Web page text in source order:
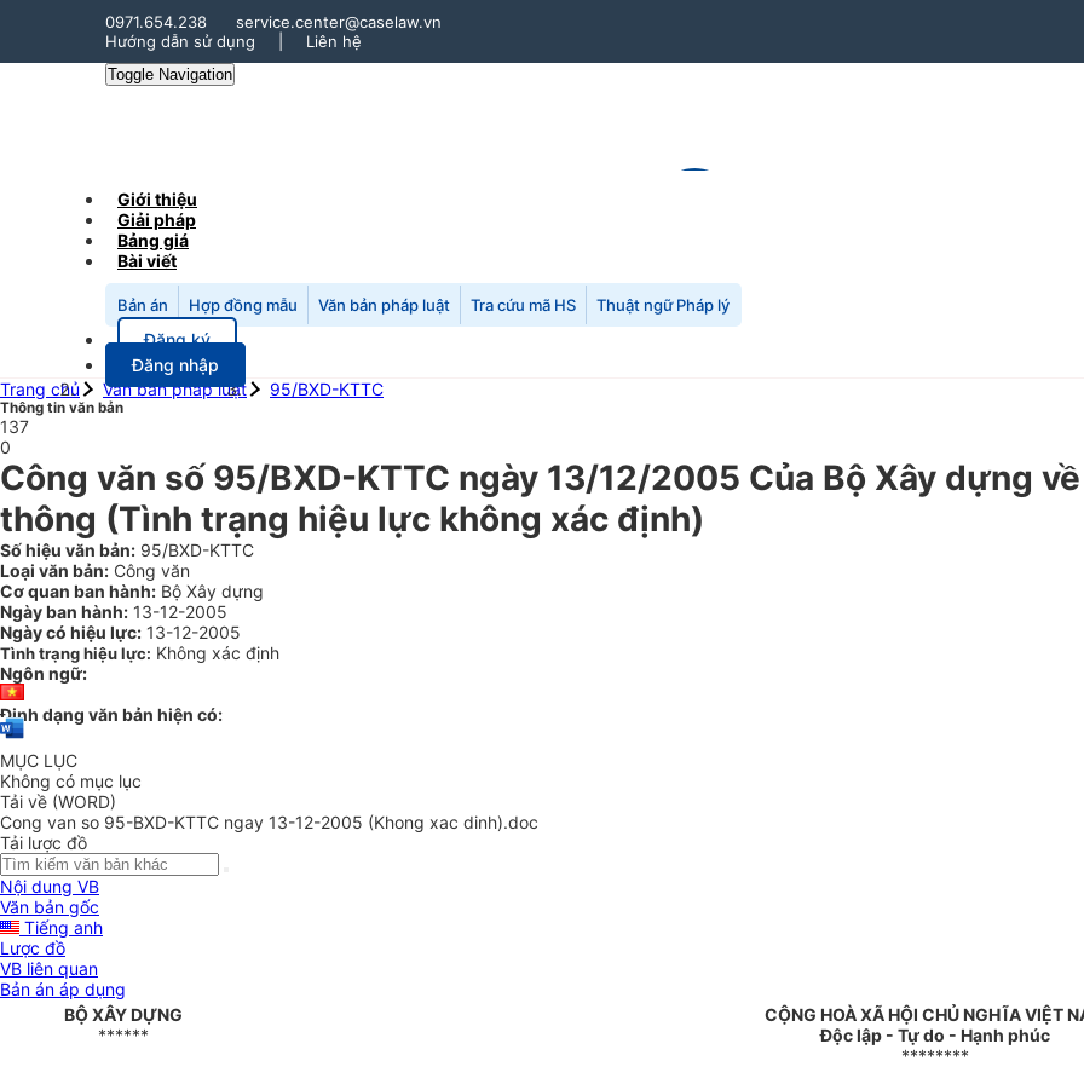
0971.654.238
service.center@caselaw.vn
Hướng dẫn sử dụng
Liên hệ
Toggle Navigation
Giới thiệu
Giải pháp
Bảng giá
Bài viết
Bản án Hợp đồng mẫu Văn bản pháp luật Tra cứu mã HS Thuật ngữ Pháp lý
Đăng ký
Đăng nhập
Trang chủ
Văn bản pháp luật 95/BXD-KTTC
Thông tin văn bản
137
0
Công văn số 95/BXD-KTTC ngày 13/12/2005 Của Bộ Xây dựng
thông (Tình trạng hiệu lực không xác định)
Số hiệu văn bản: 95/BXD-KTTC
Loại văn bản: Công văn
Cơ quan ban hành: Bộ Xây dựng
Ngày ban hành: 13-12-2005
Ngày có hiệu lực: 13-12-2005
Tình trạng hiệu lực: Không xác định
Ngôn ngữ:
Định dạng văn bản hiện có:
MỤC LỤC
Không có mục lục
Tải về (WORD)
Cong van so 95-BXD-KTTC ngay 13-12-2005 (Khong xac dinh).doc
Tải lược đồ
Nội dung VB
Văn bản gốc
Tiếng anh
Lược đồ
VB liên quan
Bản án áp dụng
BỘ XÂY DỰNG
******
CỘNG HOÀ XÃ HỘI CHỦ NGHĨA VIỆT
Độc lập - Tự do - Hạnh phúc
********